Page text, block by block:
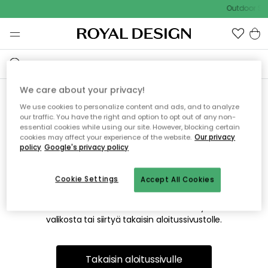
Outdoor
Emme valitettavasti löydä
etsimääsi sivua
Tämä voi johtua siitä, että sivua ei enää ole tai siitä, että se
on siirretty muualle. Pahoittelemme tästä mahdollisesti
valikosta tai siirtyä takaisin aloitussivustolle.
Takaisin aloitussivulle
We care about your privacy!
We use cookies to personalize content and ads, and to analyze
our traffic. You have the right and option to opt out of any non-
essential cookies while using our site. However, blocking certain
cookies may affect your experience of the website. Our privacy
policy Google's privacy policy
Accept All Cookies
Cookie Settings